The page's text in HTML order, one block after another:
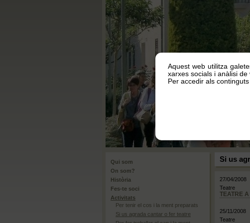
Qui som
On som?
Història
Fes-te soci
Activitats
Per tenir el cos i la ment preparats
Si us agrada cantar o fer teatre
Si us
27/04/2008
Teatre
TEATRE
25/11/2008
Teatre
Aquest web utilitza
xarxes socials i anàlisi de
Per accedir als